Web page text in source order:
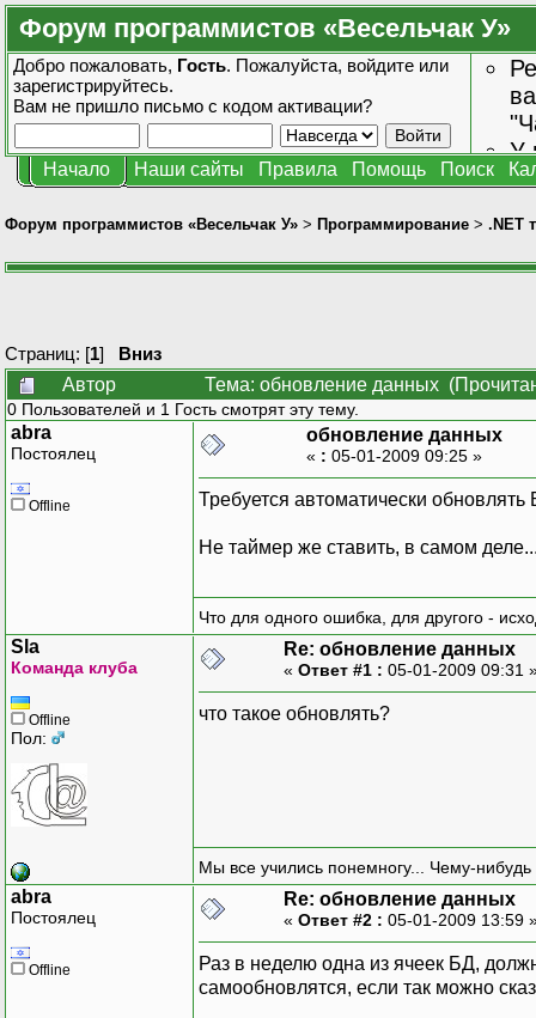
Форум программистов «Весельчак У»
Добро пожаловать, Гость. Пожалуйста, войдите или
зарегистрируйтесь.
Вам не пришло письмо с кодом активации?
У
Начало Наши сайты Правила Помощь Поиск
Форум программистов «Весельчак У» > Программирование > .NET
Страниц: [1] Вниз
Автор
Тема: обновление данных
0 Пользователей и 1 Гость смотрят эту тему.
abra
Постоялец
Offline
обновление данных
« : 05-01-2009 09:25 »
Требуется автоматически
Не таймер же ставить, в самом
Что для одного ошибка, для другого -
Sla
Команда клуба
Offline
Пол:
Re: обновление данных
« Ответ #1 : 05-01-2009 09:31
что такое обновлять?
Мы все учились понемногу... Чему-нибудь
abra
Постоялец
Offline
Re: обновление данных
« Ответ #2 : 05-01-2009 13:59
Раз в неделю одна из ячеек БД,
самообновлятся, если так можно